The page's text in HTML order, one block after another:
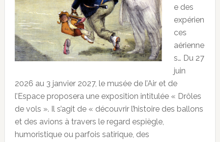
e des
expérien
ces
aérienne
s… Du 27
juin
2026 au 3 janvier 2027, le musée de l’Air et de
l’Espace proposera une exposition intitulée « Drôles
de vols ». Il s’agit de « découvrir l’histoire des ballons
et des avions à travers le regard espiègle,
humoristique ou parfois satirique, des